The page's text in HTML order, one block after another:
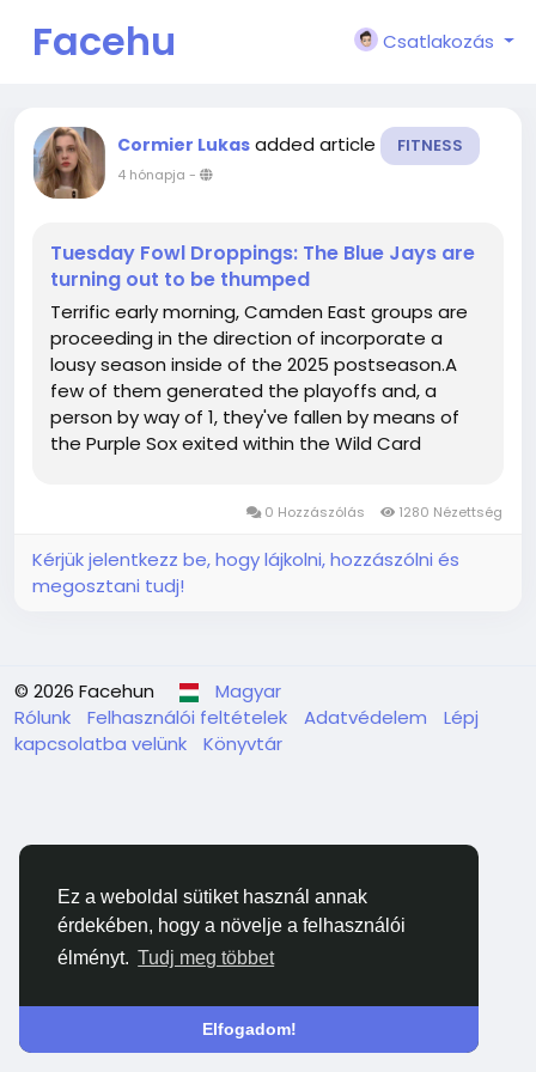
Ez a weboldal sütiket használ annak
érdekében, hogy a növelje a felhasználói
élményt. Tudj meg többet
Elfogadom!
Facehu
n
Csatlakozás
Cormier Lukas added article FITNESS
4 hónapja -
Tuesday Fowl Droppings: The Blue Jays are
turning out to be thumped
Terrific early morning, Camden East groups are
proceeding in the direction of incorporate a
lousy season inside of the 2025 postseason.A
few of them generated the playoffs and, a
person by way of 1, they've fallen by means of
the Purple Sox exited within the Wild Card
Blue present it's the Jays who are...
0 Hozzászólás 1280 Nézettség
Kérjük jelentkezz be, hogy lájkolni, hozzászólni és
megosztani tudj!
© 2026 Facehun
Magyar
Rólunk
Felhasználói feltételek Adatvédelem
Lépj
kapcsolatba velünk
Könyvtár